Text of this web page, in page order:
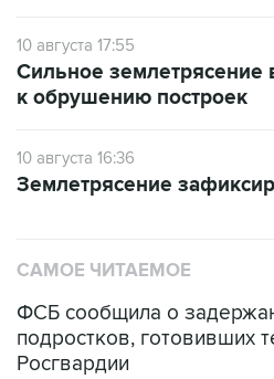
10 августа 17:55
Сильное землетрясение
к обрушению построек
10 августа 16:36
Землетрясение
САМОЕ ЧИТАЕМОЕ
ФСБ сообщила о
подростков, готовивших
Росгвардии